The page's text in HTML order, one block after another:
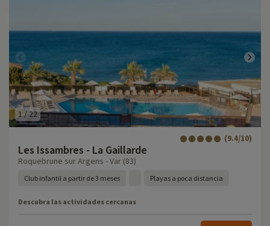
1 /22
Les Issambres - La Gaillarde
(9.4/10)
Roquebrune sur Argens - Var (83)
Club infantil a partir de 3 meses Playas a poca distancia
Descubra las actividades cercanas